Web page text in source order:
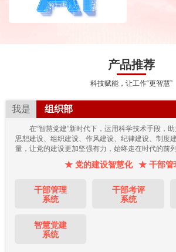
产品推荐
科技赋能，让工作“更智慧”
我是 组织部
在“智慧党建”新时代下，运用科学技术手段，助
思想建设、组织建设、作风建设、纪律建设、制度
量，让党的建设更加坚强有力，始终走在时代的前列
★ 党的建设智慧化 ★ 干部管
干部管理
系统
干部考评
系统
智慧党建
系统